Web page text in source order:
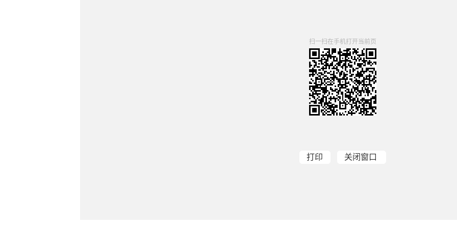
扫一扫在手机打开当前页
打印 关闭窗口